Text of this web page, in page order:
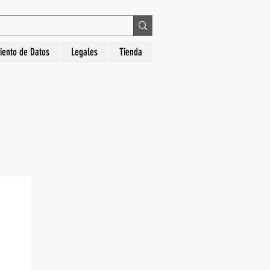
La Hora Relojería. Compra segura, diseños
de Datos Legales Tienda